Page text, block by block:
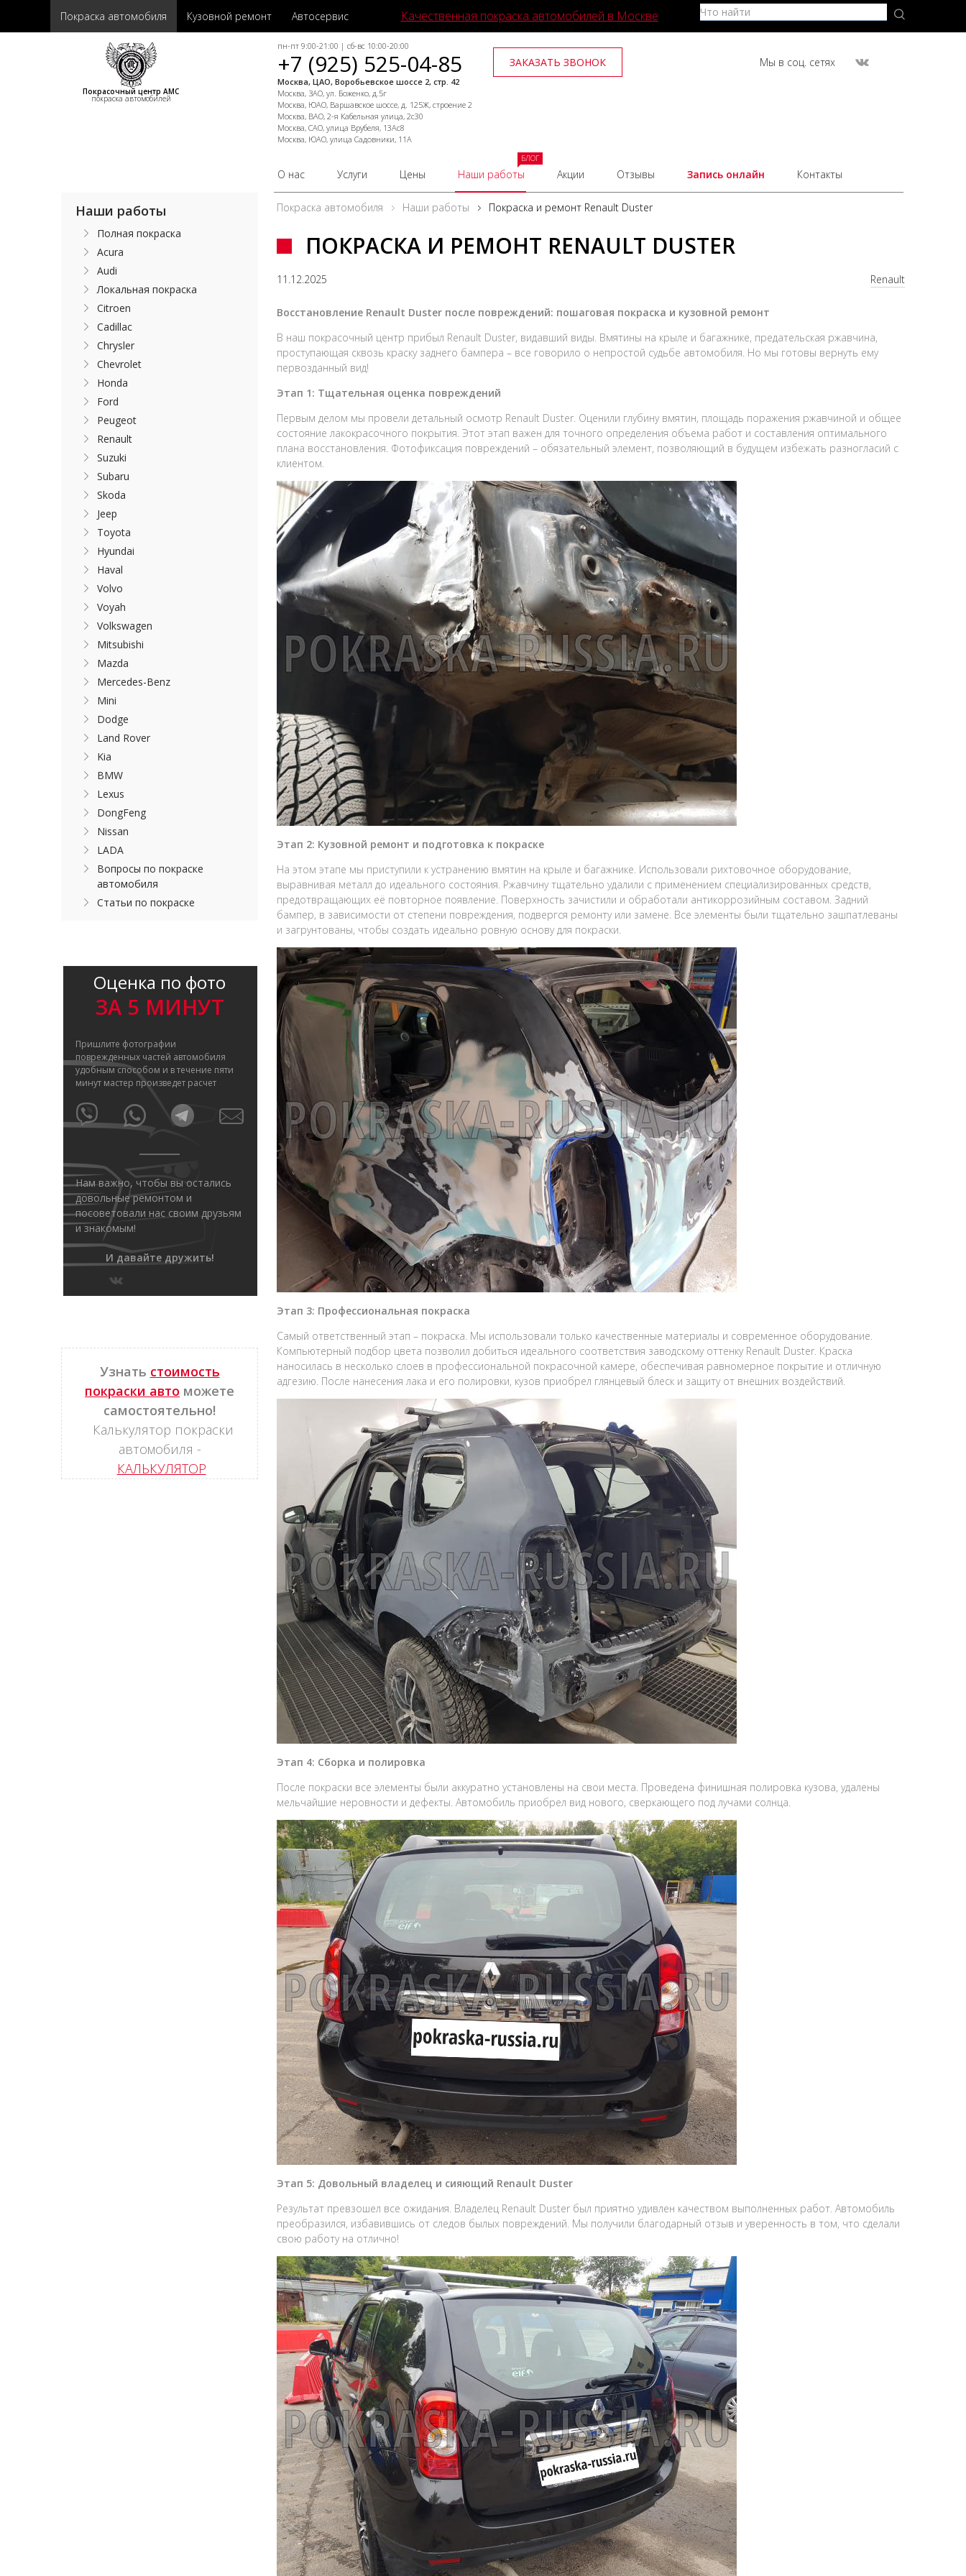
Покраска автомобиля Кузовной ремонт Автосервис Качественная покраска автомобилей в Москве
Покрасочный центр АМС
покраска автомобилей
пн-пт 9:00-21:00 | сб-вс 10:00-20:00
+7 (925) 525-04-85
Москва, ЦАО, Воробьевское шоссе 2, стр. 42
Москва, ЗАО, ул. Боженко, д.5г
Москва, ЮАО, Варшавское шоссе, д. 125Ж, строение 2
Москва, ВАО, 2-я Кабельная улица, 2с30
Москва, САО, улица Врубеля, 13Ас8
Москва, ЮАО, улица Садовники, 11А
ЗАКАЗАТЬ ЗВОНОК Мы в соц. сетях
О нас Услуги Цены Наши работы
БЛОГ
Акции Отзывы Запись онлайн Контакты
Покраска автомобиля Наши работы Покраска и ремонт Renault Duster
ПОКРАСКА И РЕМОНТ RENAULT DUSTER
11.12.2025 Renault
Восстановление Renault Duster после повреждений: пошаговая покраска и кузовной ремонт
В наш покрасочный центр прибыл Renault Duster, видавший виды. Вмятины на крыле и багажнике, предательская ржавчина,
проступающая сквозь краску заднего бампера – все говорило о непростой судьбе автомобиля. Но мы готовы вернуть ему
первозданный вид!
Этап 1: Тщательная оценка повреждений
Первым делом мы провели детальный осмотр Renault Duster. Оценили глубину вмятин, площадь поражения ржавчиной и общее
состояние лакокрасочного покрытия. Этот этап важен для точного определения объема работ и составления оптимального
плана восстановления. Фотофиксация повреждений – обязательный элемент, позволяющий в будущем избежать разногласий с
клиентом.
Этап 2: Кузовной ремонт и подготовка к покраске
На этом этапе мы приступили к устранению вмятин на крыле и багажнике. Использовали рихтовочное оборудование,
выравнивая металл до идеального состояния. Ржавчину тщательно удалили с применением специализированных средств,
предотвращающих её повторное появление. Поверхность зачистили и обработали антикоррозийным составом. Задний
бампер, в зависимости от степени повреждения, подвергся ремонту или замене. Все элементы были тщательно зашпатлеваны
и загрунтованы, чтобы создать идеально ровную основу для покраски.
Этап 3: Профессиональная покраска
Самый ответственный этап – покраска. Мы использовали только качественные материалы и современное оборудование.
Компьютерный подбор цвета позволил добиться идеального соответствия заводскому оттенку Renault Duster. Краска
наносилась в несколько слоев в профессиональной покрасочной камере, обеспечивая равномерное покрытие и отличную
адгезию. После нанесения лака и его полировки, кузов приобрел глянцевый блеск и защиту от внешних воздействий.
Этап 4: Сборка и полировка
После покраски все элементы были аккуратно установлены на свои места. Проведена финишная полировка кузова, удалены
мельчайшие неровности и дефекты. Автомобиль приобрел вид нового, сверкающего под лучами солнца.
Этап 5: Довольный владелец и сияющий Renault Duster
Результат превзошел все ожидания. Владелец Renault Duster был приятно удивлен качеством выполненных работ. Автомобиль
преобразился, избавившись от следов былых повреждений. Мы получили благодарный отзыв и уверенность в том, что сделали
свою работу на отлично!
Наши работы
Полная покраска
Acura
Audi
Локальная покраска
Citroen
Cadillac
Chrysler
Chevrolet
Honda
Ford
Peugeot
Renault
Suzuki
Subaru
Skoda
Jeep
Toyota
Hyundai
Haval
Volvo
Voyah
Volkswagen
Mitsubishi
Mazda
Mercedes-Benz
Mini
Dodge
Land Rover
Kia
BMW
Lexus
DongFeng
Nissan
LADA
Вопросы по покраске
автомобиля
Статьи по покраске
Оценка по фото
ЗА 5 МИНУТ
Пришлите фотографии
поврежденных частей автомобиля
удобным способом и в течение пяти
минут мастер произведет расчет
Нам важно, чтобы вы остались
довольные ремонтом и
посоветовали нас своим друзьям
и знакомым!
И давайте дружить!
Узнать стоимость
покраски авто можете
самостоятельно!
Калькулятор покраски
автомобиля -
КАЛЬКУЛЯТОР